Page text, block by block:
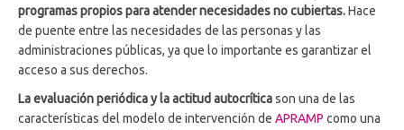
programas propios para atender necesidades no cubiertas.Hace
de puente entre las necesidades de las personas y las
administraciones públicas, ya que lo importante es garantizar el
acceso a sus derechos.
La evaluación periódica y la actitud autocríticason una de las
características del modelo de intervención de APRAMP como una